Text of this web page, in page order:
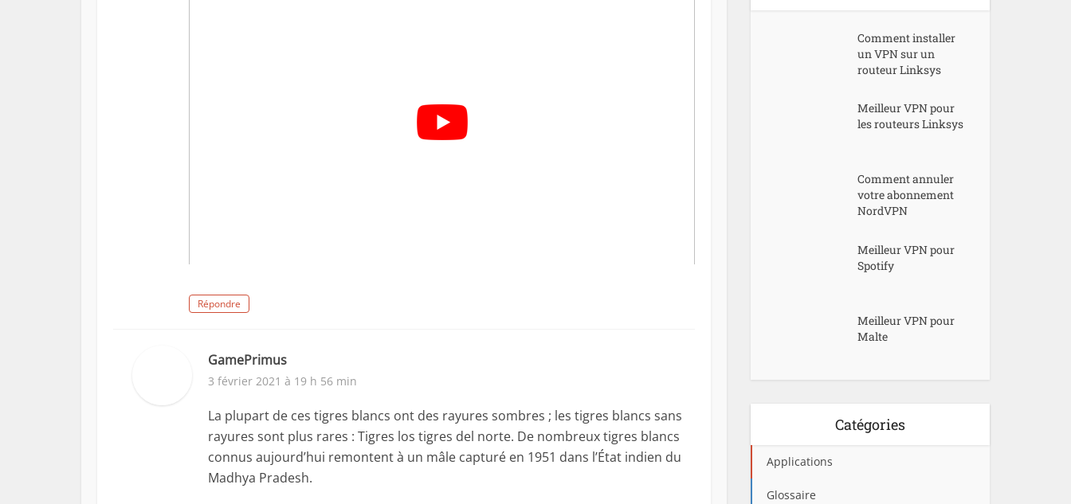
Répondre
GamePrimus
3 février 2021 à 19 h 56 min
La plupart de ces tigres blancs ont des rayures sombres ; les tigres blancs sans
rayures sont plus rares : Tigres los tigres del norte. De nombreux tigres blancs
connus aujourd’hui remontent à un mâle capturé en 1951 dans l’État indien du
Madhya Pradesh.
Comment installer
un VPN sur un
routeur Linksys
Meilleur VPN pour
les routeurs Linksys
Comment annuler
votre abonnement
NordVPN
Meilleur VPN pour
Spotify
Meilleur VPN pour
Malte
Catégories
Applications
Glossaire